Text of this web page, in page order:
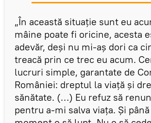
„În această situaţie sunt eu
mâine poate fi oricine, acesta
adevăr, deşi nu mi-aş dori ca
treacă prin ce trec eu acum.
lucruri simple, garantate de
României: dreptul la viaţă şi
sănătate. (…) Eu refuz să
pentru a-mi salva viaţa. Şi